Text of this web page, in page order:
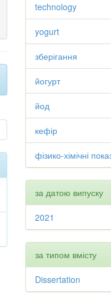
technology
yogurt
зберігання
йогурт
йод
кефір
фізико-хімічні
за датою випуску
2021
за типом вмісту
Dissertation